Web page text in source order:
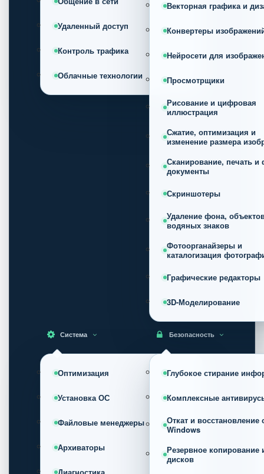
Удаленный доступ
Контроль трафика
Облачные технологии
Векторная графика и
Конвертеры
Нейросети для
Просмотрщики
Рисование и цифровая
иллюстрация
Сжатие, оптимизация и
изменение размера
Сканирование, печать и
документы
Скриншотеры
Удаление фона,
водяных знаков
Фотоорганайзеры и
каталогизация
Графические редакторы
3D-Моделирование
Система
Оптимизация
Установка ОС
Файловые менеджеры
Архиваторы
Безопасность
Глубокое стирание
Комплексные
Откат и восстановление
Windows
Резервное копирование
дисков